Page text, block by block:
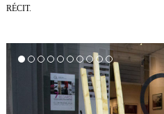
RÉCIT.